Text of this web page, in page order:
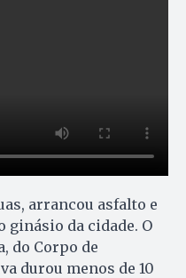
arrancou asfalto e
ginásio da cidade. O
do Corpo de
durou menos de 10